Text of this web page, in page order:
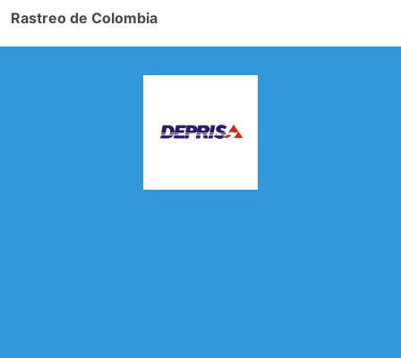
Rastreo de Colombia